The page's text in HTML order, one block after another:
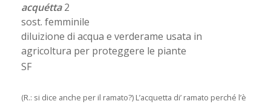
acquétta2
sost. femminile
diluizione di acqua e verderame usata in
agricoltura per proteggere le piante
SF
(R.: si dice anche per il ramato?) L’acquetta di’ ramato perché l’è